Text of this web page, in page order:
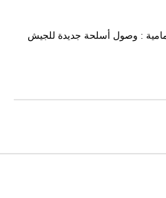
: وصول أسلحة جديدة للجيش